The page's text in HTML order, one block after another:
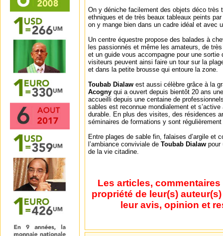
On y déniche facilement des objets déco très
ethniques et de très beaux tableaux peints
on y mange bien dans un cadre idéal et avec
Un centre équestre propose des balades à
les passionnés et même les amateurs, de
et un guide vous accompagne pour une sortie
visiteurs peuvent ainsi faire un tour sur la
et dans la petite brousse qui entoure la zone.
Toubab Dialaw est aussi célèbre grâce à la
Acogny qui a ouvert depuis bientôt 20 ans
accueilli depuis une centaine de
sables est reconnue mondialement et
durable. En plus des visites, des résidences
séminaires de formations y sont
Entre plages de sable fin, falaises d’argile et
l’ambiance conviviale de Toubab Dialaw pour
de la vie citadine.
Les articles,
propriété de leur(s)
leur avis, opinion et